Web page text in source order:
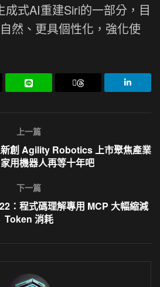
成式AI重建Siri的一部分，目
然、更具個性化，強化使
上一篇
創 Agility Robotics 上市聚焦產業
用機器人再等十年吧
下一篇
：程式碼理解專用 MCP 大幅縮減
Token 消耗